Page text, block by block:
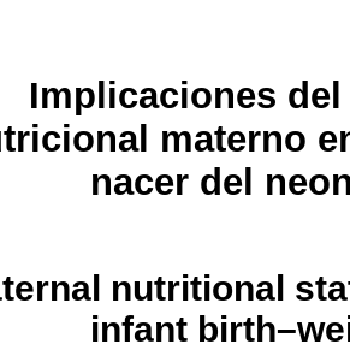
Implicaciones
materno
nacer del
nutritional
infant